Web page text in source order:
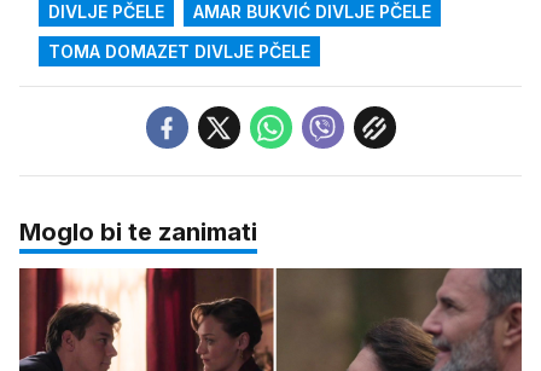
DIVLJE PČELE
AMAR BUKVIĆ DIVLJE PČELE
TOMA DOMAZET DIVLJE PČELE
Moglo bi te zanimati